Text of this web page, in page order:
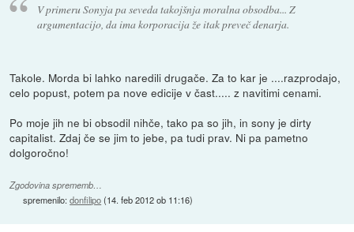
V primeru Sonyja pa seveda takojšnja moralna obsodba... Z
argumentacijo, da ima korporacija že itak preveč denarja.
Takole. Morda bi lahko naredili drugače. Za to kar je ....razprodajo,
celo popust, potem pa nove edicije v čast..... z navitimi cenami.
Po moje jih ne bi obsodil nihče, tako pa so jih, in sony je dirty
capitalist. Zdaj če se jim to jebe, pa tudi prav. Ni pa pametno
dolgoročno!
Zgodovina sprememb…
spremenilo:donfilipo(14. feb 2012 ob 11:16)